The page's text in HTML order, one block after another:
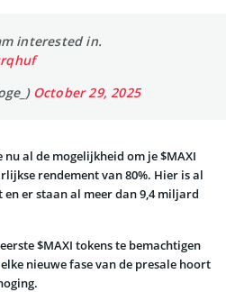
interested in.
October 29, 2025
al de mogelijkheid om je $MAXI
rendement van 80%. Hier is al
er staan al meer dan 9,4 miljard
$MAXI tokens te bemachtigen
nieuwe fase van de presale hoort